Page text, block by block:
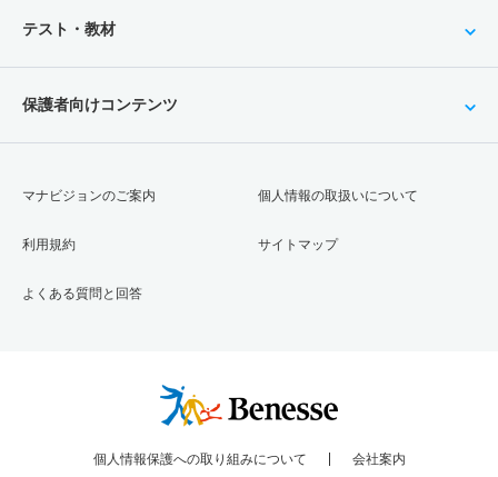
テスト・教材
保護者向けコンテンツ
マナビジョンのご案内
利用規約
よくある質問と回答
個人情報の取扱いについて
サイトマップ
個人情報保護への取り組みについて 会社案内